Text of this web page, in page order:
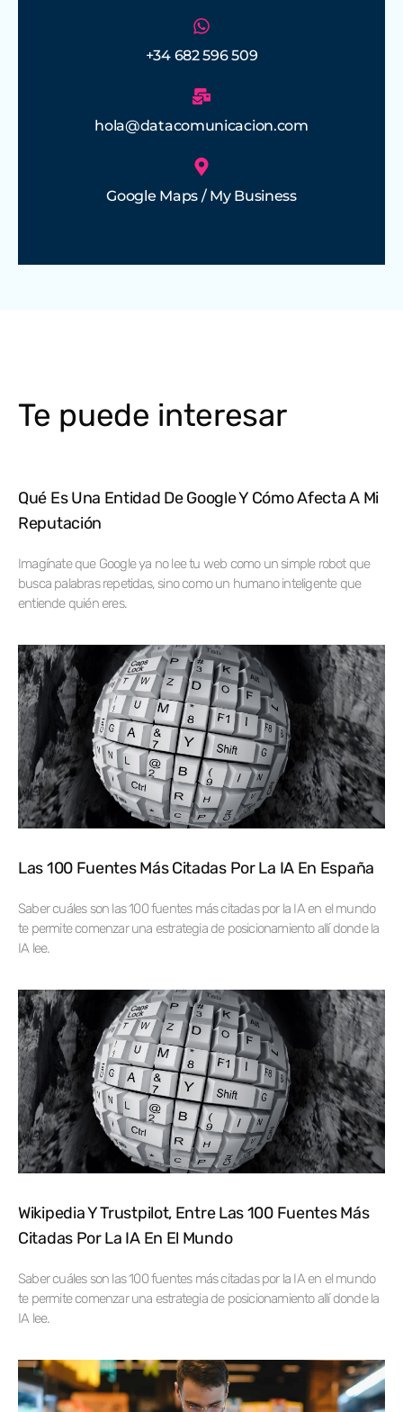
+34 682 596 509
hola@datacomunicacion.com
Google Maps / My Business
Te puede interesar
Qué Es Una Entidad De Google Y Cómo Afecta A Mi
Reputación
Imagínate que Google ya no lee tu web como un simple robot que
busca palabras repetidas, sino como un humano inteligente que
entiende quién eres.
Las 100 Fuentes Más Citadas Por La IA En España
Saber cuáles son las 100 fuentes más citadas por la IA en el mundo
te permite comenzar una estrategia de posicionamiento allí donde la
IA lee.
Wikipedia Y Trustpilot, Entre Las 100 Fuentes Más
Citadas Por La IA En El Mundo
Saber cuáles son las 100 fuentes más citadas por la IA en el mundo
te permite comenzar una estrategia de posicionamiento allí donde la
IA lee.